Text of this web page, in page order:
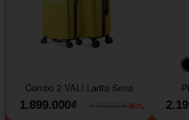
Combo 2 VALI Larita Sena
1.899.000₫
-60%